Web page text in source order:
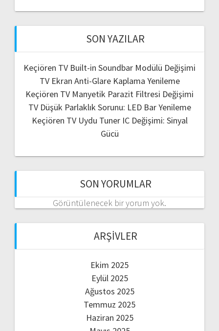
SON YAZILAR
Keçiören TV Built-in Soundbar Modülü Değişimi
TV Ekran Anti-Glare Kaplama Yenileme
Keçiören TV Manyetik Parazit Filtresi Değişimi
TV Düşük Parlaklık Sorunu: LED Bar Yenileme
Keçiören TV Uydu Tuner IC Değişimi: Sinyal
Gücü
SON YORUMLAR
Görüntülenecek bir yorum yok.
ARŞIVLER
Ekim 2025
Eylül 2025
Ağustos 2025
Temmuz 2025
Haziran 2025